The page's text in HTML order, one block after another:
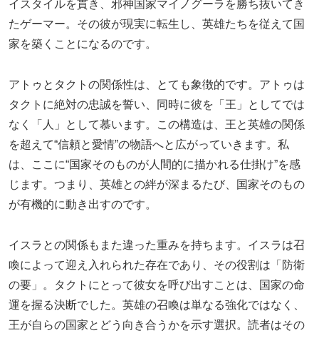
イスタイルを貫き、邪神国家マイノグーラを勝ち抜いてき
たゲーマー。その彼が現実に転生し、英雄たちを従えて国
家を築くことになるのです。
アトゥとタクトの関係性は、とても象徴的です。アトゥは
タクトに絶対の忠誠を誓い、同時に彼を「王」としてでは
なく「人」として慕います。この構造は、王と英雄の関係
を超えて“信頼と愛情”の物語へと広がっていきます。私
は、ここに“国家そのものが人間的に描かれる仕掛け”を感
じます。つまり、英雄との絆が深まるたび、国家そのもの
が有機的に動き出すのです。
イスラとの関係もまた違った重みを持ちます。イスラは召
喚によって迎え入れられた存在であり、その役割は「防衛
の要」。タクトにとって彼女を呼び出すことは、国家の命
運を握る決断でした。英雄の召喚は単なる強化ではなく、
王が自らの国家とどう向き合うかを示す選択。読者はその